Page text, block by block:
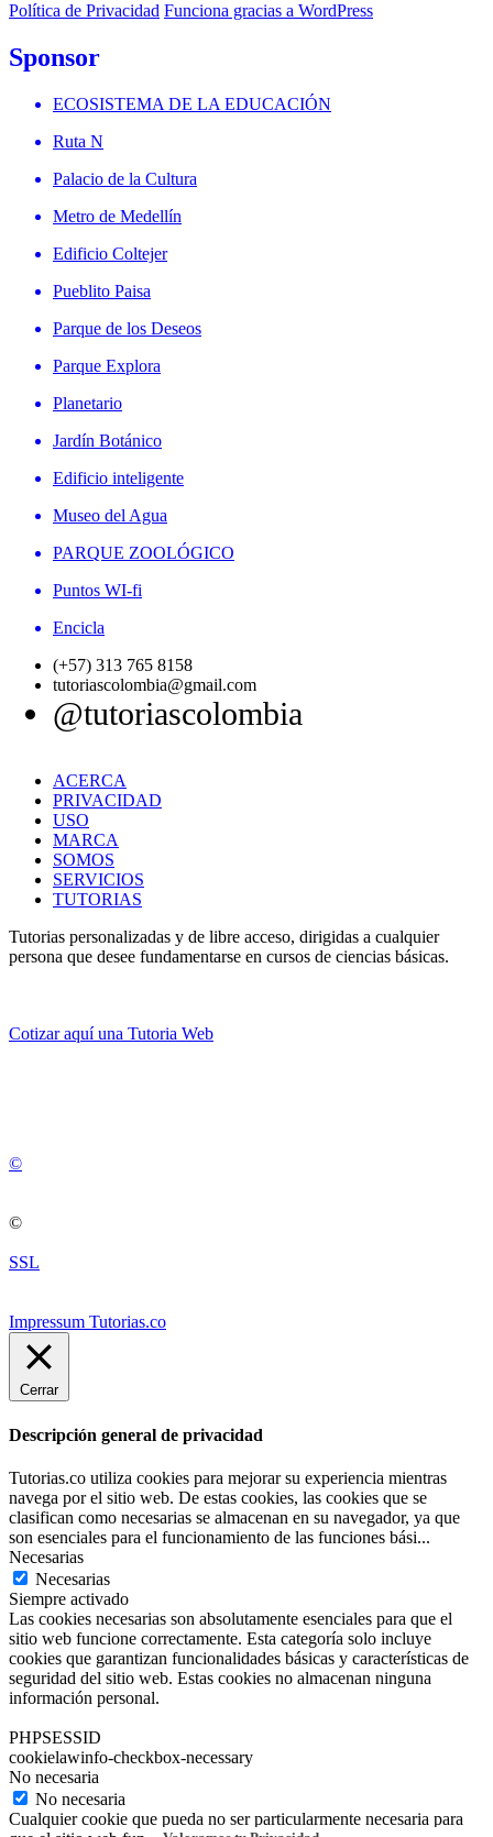
Política de Privacidad Funciona gracias a WordPress
Sponsor
ECOSISTEMA DE LA EDUCACIÓN
Ruta N
Palacio de la Cultura
Metro de Medellín
Edificio Coltejer
Pueblito Paisa
Parque de los Deseos
Parque Explora
Planetario
Jardín Botánico
Edificio inteligente
Museo del Agua
PARQUE ZOOLÓGICO
Puntos WI-fi
Encicla
(+57) 313 765 8158
tutoriascolombia@gmail.com
@tutoriascolombia
ACERCA
PRIVACIDAD
USO
MARCA
SOMOS
SERVICIOS
TUTORIAS
Tutorias personalizadas y de libre acceso, dirigidas a cualquier
persona que desee fundamentarse en cursos de ciencias básicas.
Cotizar aquí una Tutoria Web
©
©
SSL
Impressum Tutorias.co
Cerrar
Descripción general de privacidad
Tutorias.co utiliza cookies para mejorar su experiencia mientras
navega por el sitio web. De estas cookies, las cookies que se
clasifican como necesarias se almacenan en su navegador, ya que
son esenciales para el funcionamiento de las funciones bási...
Necesarias
Necesarias
Siempre activado
Las cookies necesarias son absolutamente esenciales para que el
sitio web funcione correctamente. Esta categoría solo incluye
cookies que garantizan funcionalidades básicas y características de
seguridad del sitio web. Estas cookies no almacenan ninguna
información personal.
PHPSESSID
cookielawinfo-checkbox-necessary
No necesaria
No necesaria
Cualquier cookie que pueda no ser particularmente necesaria para